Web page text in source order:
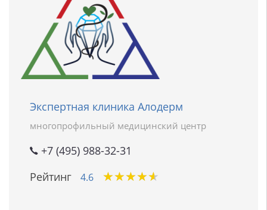
Экспертная клиника Алодерм
многопрофильный медицинский центр
+7 (495) 988-32-31
Рейтинг
4.6 ★★★★★
★★★★★